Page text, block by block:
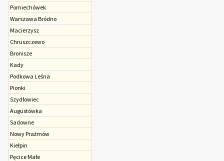
Pomiechówek
Warszawa Bródno
Macierzysz
Chruszczewo
Bronisze
Kady
Podkowa Leśna
Pionki
Szydłowiec
Augustówka
Sadowne
Nowy Prażmów
Kiełpin
Pęcice Małe